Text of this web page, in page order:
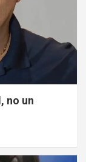
no un